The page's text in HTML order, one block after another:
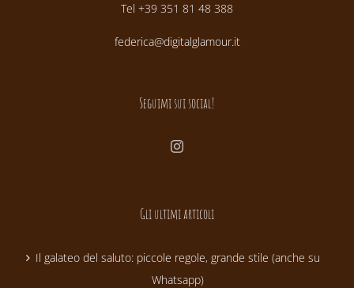
Tel +39 351 81 48 388
federica@digitalglamour.it
Seguimi sui social!
Gli ultimi articoli
Il galateo del saluto: piccole regole, grande stile (anche su
Whatsapp)